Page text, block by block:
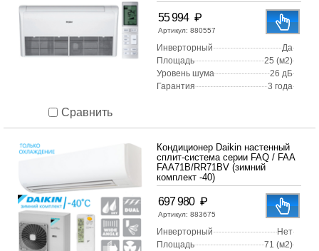
Сравнить
55 994 ₽
Артикул: 880557
Инверторный
Да
Площадь
25 (м2)
Уровень шума
26 дБ
Гарантия
3 года
Кондиционер Daikin настенный
сплит-система серии FAQ / FAA
FAA71B/RR71BV (зимний
комплект -40)
697 980 ₽
Артикул: 883675
Инверторный
Нет
Площадь
71 (м2)